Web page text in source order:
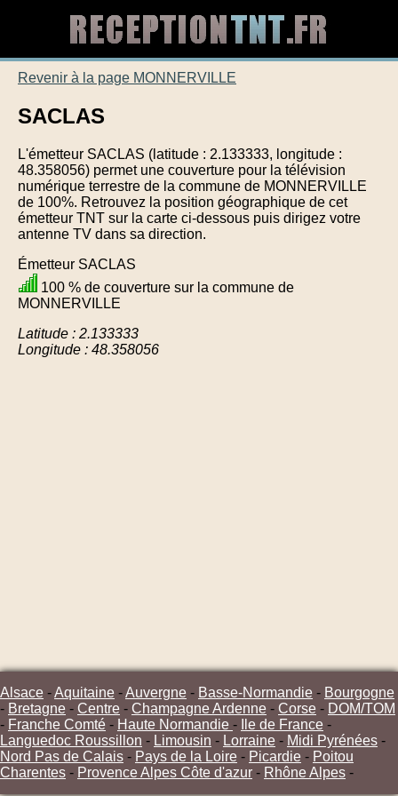
Revenir à la page MONNERVILLE
SACLAS
L'émetteur SACLAS (latitude : 2.133333, longitude :
48.358056) permet une couverture pour la télévision
numérique terrestre de la commune de MONNERVILLE
de 100%. Retrouvez la position géographique de cet
émetteur TNT sur la carte ci-dessous puis dirigez votre
antenne TV dans sa direction.
Émetteur SACLAS
100 % de couverture sur la commune de
MONNERVILLE
Latitude : 2.133333
Longitude : 48.358056
Alsace -Aquitaine -Auvergne - Basse-Normandie - Bourgogne
- Bretagne - Centre - Champagne Ardenne - Corse - DOM/TOM
- Franche Comté - Haute Normandie - Ile de France -
Languedoc Roussillon - Limousin - Lorraine - Midi Pyrénées -
Nord Pas de Calais - Pays de la Loire - Picardie - Poitou
Charentes - Provence Alpes Côte d'azur - Rhône Alpes -